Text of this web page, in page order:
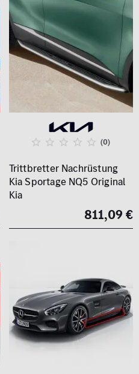
(0)
Trittbretter Nachrüstung
Kia Sportage NQ5 Original
Kia
811,09 €